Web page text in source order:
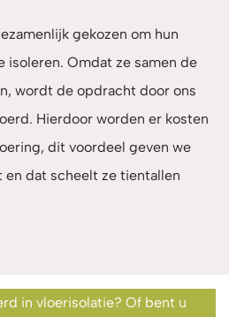
gekozen om hun
isoleren. Omdat ze samen de
wordt de opdracht door ons
Hierdoor worden er kosten
dit voordeel geven we
en dat scheelt ze tientallen
in vloerisolatie? Of bent u